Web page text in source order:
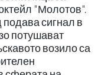
"Молотов".
сигнал в
потушават
возило са